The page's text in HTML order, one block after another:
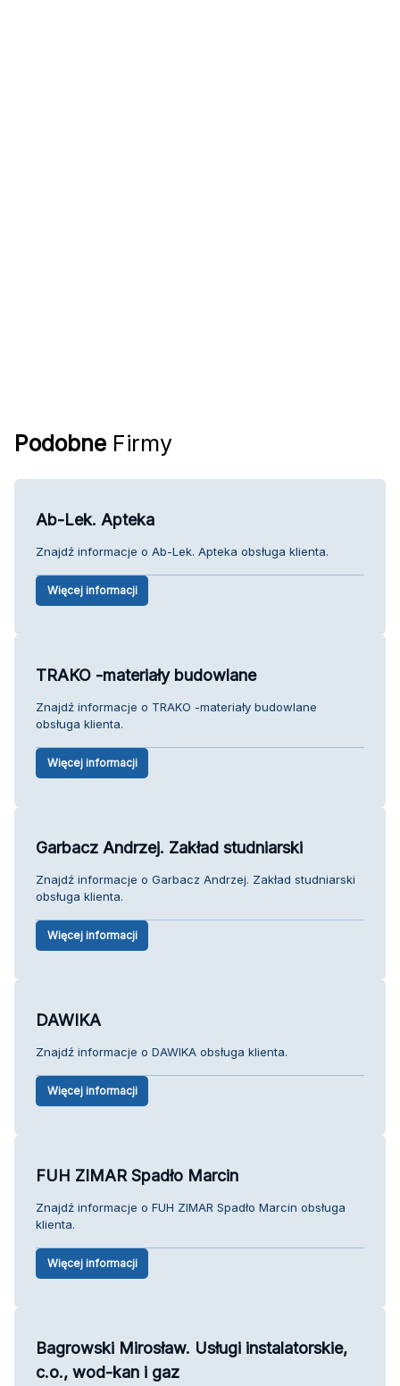
Podobne Firmy
Ab-Lek. Apteka
Znajdź informacje o Ab-Lek. Apteka obsługa klienta.
Więcej informacji
TRAKO -materiały budowlane
Znajdź informacje o TRAKO -materiały budowlane
obsługa klienta.
Więcej informacji
Garbacz Andrzej. Zakład studniarski
Znajdź informacje o Garbacz Andrzej. Zakład studniarski
obsługa klienta.
Więcej informacji
DAWIKA
Znajdź informacje o DAWIKA obsługa klienta.
Więcej informacji
FUH ZIMAR Spadło Marcin
Znajdź informacje o FUH ZIMAR Spadło Marcin obsługa
klienta.
Więcej informacji
Bagrowski Mirosław. Usługi instalatorskie,
c.o., wod-kan i gaz